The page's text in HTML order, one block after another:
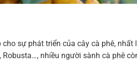
sự phát triển của cây cà phê, nhất
nhiều người sành cà phê